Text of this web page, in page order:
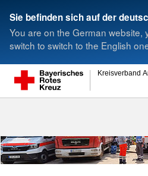
Sie befinden sich auf der
You are on the German website,
switch to switch to the English
Kreisverband